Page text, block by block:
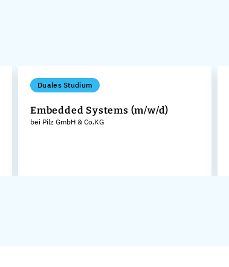
Duales Studium
Embedded Systems (m/w/d)
bei Pilz GmbH & Co.KG